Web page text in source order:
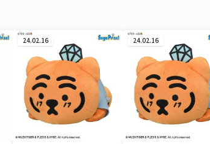
24.02.16 24.02.16